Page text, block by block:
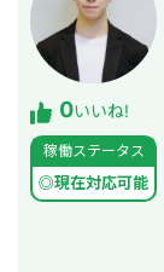
0いいね!
稼働ステータス
◎現在対応可能